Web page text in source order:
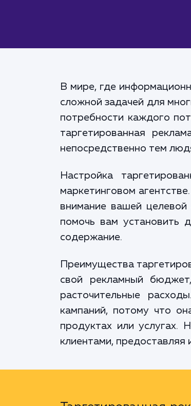
В мире, где
сложной задачей для
потребности каждого
таргетированная
непосредственно тем
Настройка
маркетинговом
внимание вашей
помочь вам установить
содержание.
Преимущества
свой рекламный
расточительные
кампаний, потому что
продуктах или услугах.
клиентами,